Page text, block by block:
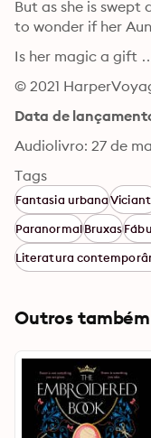
But as she is swept
to wonder if her
Is her magic a gift
© 2021
Data de
Audiolivro: 27 de
Tags
Fantasia urbana
ParanormalBruxas
Literatura
Outros